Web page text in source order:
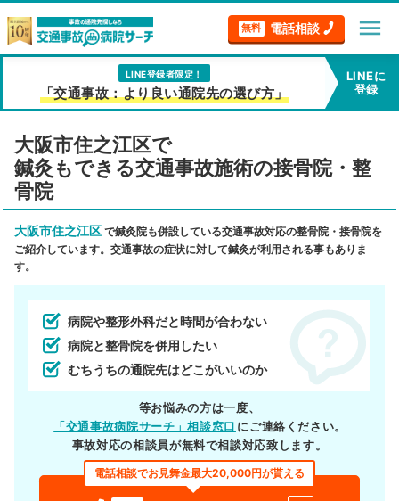
無料 電話相談 menu
LINE登録者限定！
「交通事故：より良い通院先の選び方」
LINEに
登録
大阪市住之江区で
鍼灸もできる交通事故施術の接骨院・整
骨院
大阪市住之江区 で鍼灸院も併設している交通事故対応の整骨院・接骨院を
ご紹介しています。交通事故の症状に対して鍼灸が利用される事もありま
す。
病院や整形外科だと時間が合わない
病院と整骨院を併用したい
むちうちの通院先はどこがいいのか
等お悩みの方は一度、
「交通事故病院サーチ」相談窓口 にご連絡ください。
事故対応の相談員が無料で相談対応致します。
電話相談でお見舞金最大20,000円が貰える